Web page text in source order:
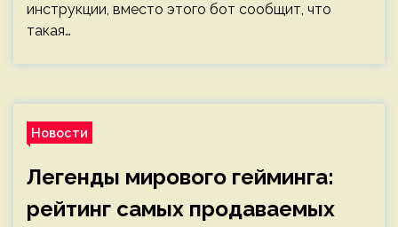
инструкции, вместо этого бот сообщит, что
такая…
Новости
Легенды мирового гейминга:
рейтинг самых продаваемых